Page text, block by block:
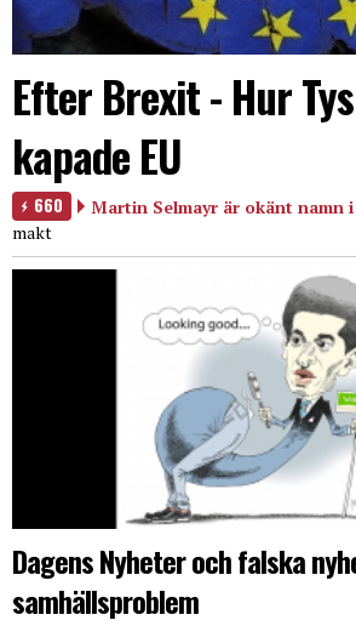
Efter Brexit - Hur
kapade EU
660 Martin Selmayr är okänt namn
makt
Dagens Nyheter och falska
samhällsproblem